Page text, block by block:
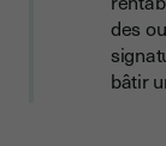
des
bâtir